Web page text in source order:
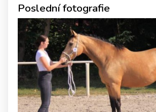
Poslední fotografie